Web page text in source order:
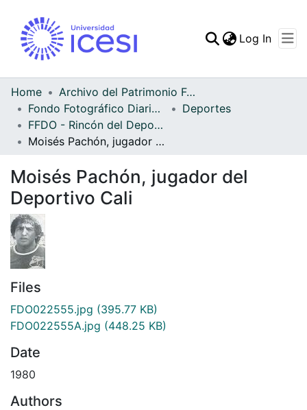
Statistics
Log In
Home
Archivo del Patrimonio Fotográfico y Fílmico del Valle del Cauca
Fondo Fotográfico Diario Occidente
Deportes
FFDO - Rincón del Deportivo Cali - Patrimonial
Moisés Pachón, jugador del Deportivo Cali
Moisés Pachón, jugador del
Deportivo Cali
Files
FDO022555.jpg (395.77 KB)
FDO022555A.jpg (448.25 KB)
Date
1980
Authors